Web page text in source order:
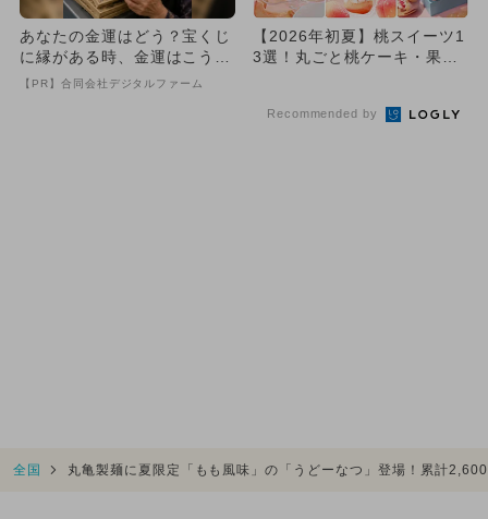
あなたの金運はどう？宝くじ
に縁がある時、金運はこう変
わる
【PR】合同会社デジタルファーム
【2026年初夏】桃スイーツ1
3選！丸ごと桃ケーキ・果肉
Recommended by
全国 丸亀製麺に夏限定「もも風味」の「うどーなつ」登場！累計